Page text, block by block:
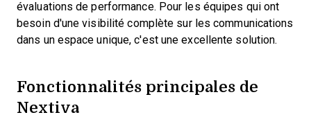
évaluations de performance. Pour les équipes qui ont
besoin d'une visibilité complète sur les communications
dans un espace unique, c'est une excellente solution.
Fonctionnalités principales de
Nextiva